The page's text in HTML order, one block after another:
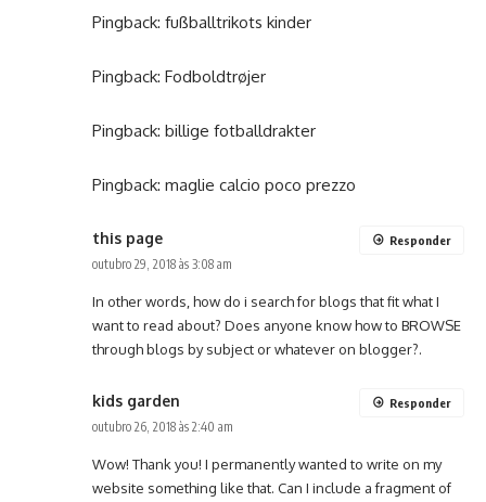
Pingback: fußballtrikots kinder
Pingback: Fodboldtrøjer
Pingback: billige fotballdrakter
Pingback: maglie calcio poco prezzo
this page
outubro 29, 2018 às 3:08 am
In other words, how do i search for blogs that fit what I
want to read about? Does anyone know how to BROWSE
through blogs by subject or whatever on blogger?.
Responder
kids garden
outubro 26, 2018 às 2:40 am
Wow! Thank you! I permanently wanted to write on my
website something like that. Can I include a fragment of
Responder